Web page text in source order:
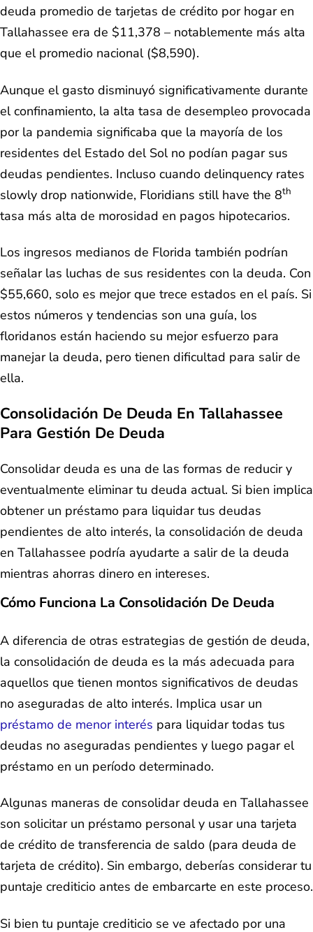
deuda promedio de tarjetas de crédito por hogar en
Tallahassee era de $11,378 – notablemente más alta
que el promedio nacional ($8,590).
Aunque el gasto disminuyó significativamente durante
el confinamiento, la alta tasa de desempleo provocada
por la pandemia significaba que la mayoría de los
residentes del Estado del Sol no podían pagar sus
deudas pendientes. Incluso cuando delinquency rates
slowly drop nationwide, Floridians still have the 8th
tasa más alta de morosidad en pagos hipotecarios.
Los ingresos medianos de Florida también podrían
señalar las luchas de sus residentes con la deuda. Con
$55,660, solo es mejor que trece estados en el país. Si
estos números y tendencias son una guía, los
floridanos están haciendo su mejor esfuerzo para
manejar la deuda, pero tienen dificultad para salir de
ella.
Consolidación De Deuda En Tallahassee
Para Gestión De Deuda
Consolidar deuda es una de las formas de reducir y
eventualmente eliminar tu deuda actual. Si bien implica
obtener un préstamo para liquidar tus deudas
pendientes de alto interés, la consolidación de deuda
en Tallahassee podría ayudarte a salir de la deuda
mientras ahorras dinero en intereses.
Cómo Funciona La Consolidación De Deuda
A diferencia de otras estrategias de gestión de deuda,
la consolidación de deuda es la más adecuada para
aquellos que tienen montos significativos de deudas
no aseguradas de alto interés. Implica usar un
préstamo de menor interés para liquidar todas tus
deudas no aseguradas pendientes y luego pagar el
préstamo en un período determinado.
Algunas maneras de consolidar deuda en Tallahassee
son solicitar un préstamo personal y usar una tarjeta
de crédito de transferencia de saldo (para deuda de
tarjeta de crédito). Sin embargo, deberías considerar tu
puntaje crediticio antes de embarcarte en este proceso.
Si bien tu puntaje crediticio se ve afectado por una